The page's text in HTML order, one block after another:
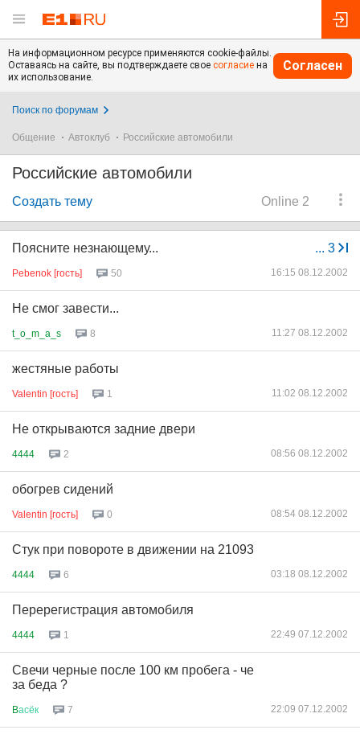
На информационном ресурсе применяются cookie-файлы.
Оставаясь на сайте, вы подтверждаете свое согласие на
их использование.
Согласен
Поиск по форумам
Общение Автоклуб Российские автомобили
Российские автомобили
Online 2
Создать тему
... 3
Поясните незнающему...
Pebenok [гость] 50 16:15 08.12.2002
Не смог завести...
t_o_m_a_s 8 11:27 08.12.2002
жестяные работы
Valentin [гость] 1 11:02 08.12.2002
Не открываются задние двери
4444 2 08:56 08.12.2002
обогрев сидений
Valentin [гость] 0 08:54 08.12.2002
Стук при повороте в движении на 21093
4444 6 03:18 08.12.2002
Перерегистрация автомобиля
4444 1 22:49 07.12.2002
Cвечи черные после 100 км пробега - че
за беда ?
Bасёк 7 22:09 07.12.2002